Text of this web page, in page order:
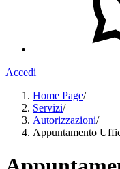
Accedi
Home Page/
Servizi/
Autorizzazioni/
Appuntamento